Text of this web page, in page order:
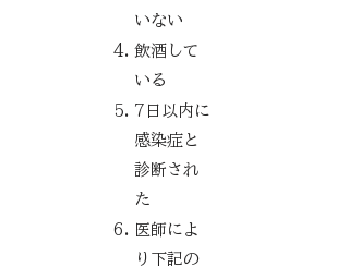
いない
飲酒して
いる
7日以内に
感染症と
診断され
た
医師によ
り下記の